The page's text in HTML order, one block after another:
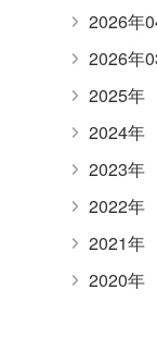
2026年
2026年
2025年
2024年
2023年
2022年
2021年
2020年